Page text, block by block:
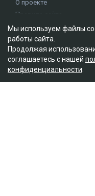
О проекте
Правила сайта
Реклама на сайте
Контакты
Редакционная политика
Мы используем файлы
работы сайта.
Продолжая
соглашаетесь с нашей
конфиденциальности